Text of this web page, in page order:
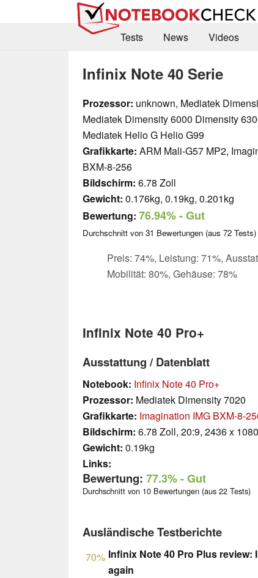
Tests
News Videos
Infinix Note 40 Serie
Prozessor: unknown, Mediatek
Mediatek Dimensity 6000 Dimensity
Mediatek Helio G Helio G99
Grafikkarte: ARM Mali-G57 MP2,
BXM-8-256
Bildschirm: 6.78 Zoll
Gewicht: 0.176kg, 0.19kg, 0.201kg
Bewertung: 76.94%- Gut
Durchschnitt von 31 Bewertungen (aus 72 Tests)
Preis: 74%, Leistung: 71%,
Mobilität: 80%, Gehäuse: 78%
Infinix Note 40 Pro+
Ausstattung / Datenblatt
Notebook: Infinix Note 40 Pro+
Prozessor: Mediatek Dimensity 7020
Grafikkarte: Imagination IMG BXM-8-
Bildschirm: 6.78 Zoll, 20:9, 2436 x
Gewicht: 0.19kg
Links:
Bewertung: 77.3%- Gut
Durchschnitt von 10 Bewertungen (aus 22 Tests)
Ausländische Testberichte
70% Infinix Note 40 Pro Plus
again